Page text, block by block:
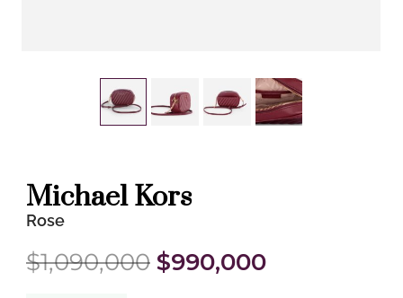
Michael Kors
Rose
$1,090,000 $990,000